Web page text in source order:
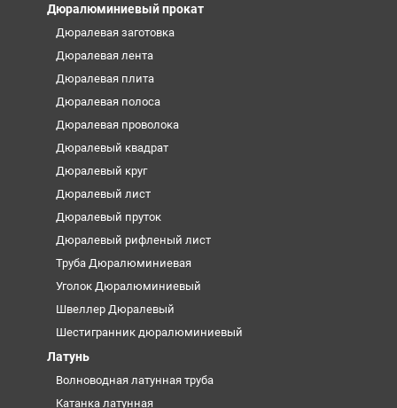
Дюралюминиевый прокат
Дюралевая заготовка
Дюралевая лента
Дюралевая плита
Дюралевая полоса
Дюралевая проволока
Дюралевый квадрат
Дюралевый круг
Дюралевый лист
Дюралевый пруток
Дюралевый рифленый лист
Труба Дюралюминиевая
Уголок Дюралюминиевый
Швеллер Дюралевый
Шестигранник дюралюминиевый
Латунь
Волноводная латунная труба
Катанка латунная